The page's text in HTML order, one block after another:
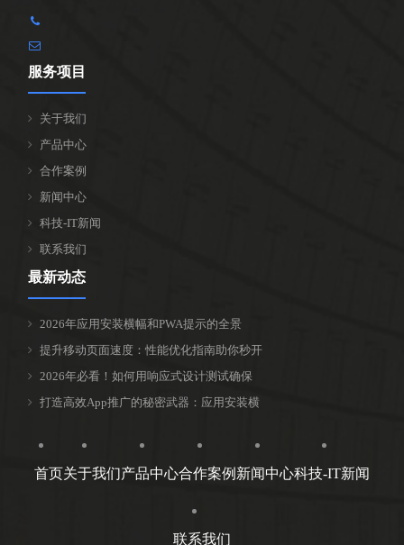
服务项目
关于我们
产品中心
合作案例
新闻中心
科技-IT新闻
联系我们
最新动态
2026年应用安装横幅和PWA提示的全景
提升移动页面速度：性能优化指南助你秒开
2026年必看！如何用响应式设计测试确保
打造高效App推广的秘密武器：应用安装横
首页关于我们产品中心合作案例 新闻中心科技-IT新闻
联系我们